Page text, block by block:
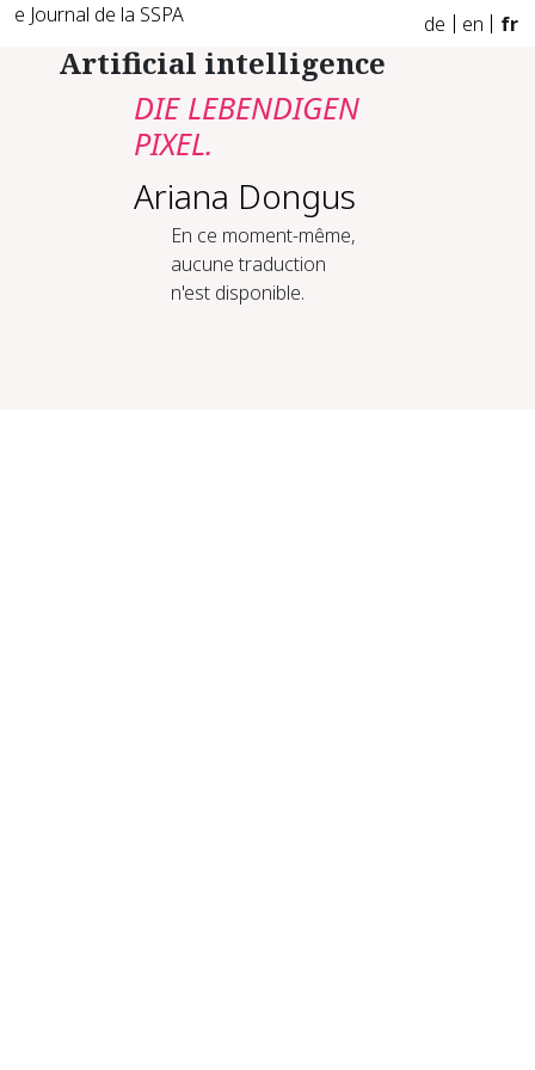
e Journal de la SSPA de en fr
Artificial intelligence
DIE LEBENDIGEN
PIXEL.
Ariana Dongus
En ce moment-même,
aucune traduction
n'est disponible.